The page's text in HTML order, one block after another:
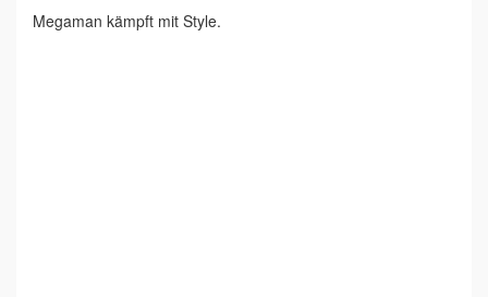
Megaman kämpft mit Style.